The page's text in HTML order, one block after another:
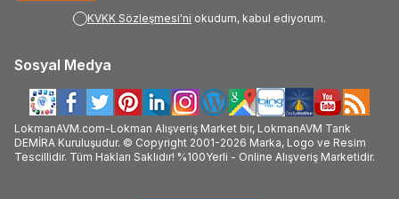
KVKK Sözleşmesi'ni okudum, kabul ediyorum.
Sosyal Medya
LokmanAVM.com-Lokman Alışveriş Market bir, LokmanAVM Tarık
DEMİRA Kuruluşudur. © Copyright 2001-2026 Marka, Logo ve Resim
Tescillidir. Tüm Hakları Saklıdır! %100Yerli - Online Alışveriş Marketidir.